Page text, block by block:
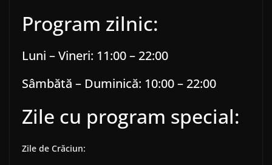
Program zilnic:
Luni – Vineri: 11:00 – 22:00
Sâmbătă – Duminică: 10:00 – 22:00
Zile cu program special:
Zile de Crăciun: